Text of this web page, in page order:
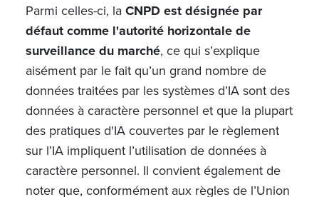
Parmi celles-ci, laCNPD est désignée par
défaut comme l'autorité horizontale de
surveillance du marché, ce qui s’explique
aisément par le fait qu’un grand nombre de
données traitées par les systèmes d’IA sont des
données à caractère personnel et que la plupart
des pratiques d'IA couvertes par le règlement
sur l’IA impliquent l’utilisation de données à
caractère personnel. Il convient également de
noter que, conformément aux règles de l’Union